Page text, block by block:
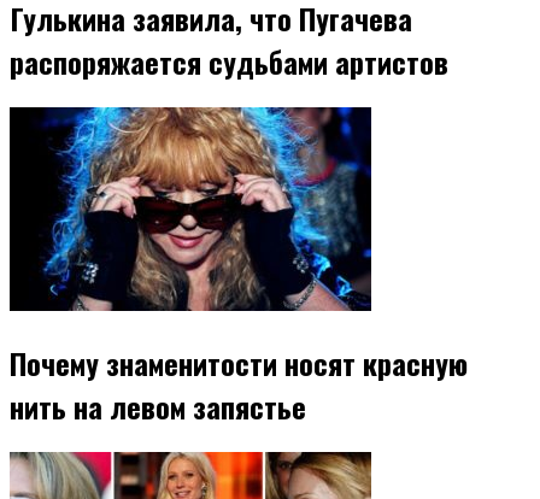
Гулькина заявила, что Пугачева
распоряжается судьбами артистов
Почему знаменитости носят красную
нить на левом запястье